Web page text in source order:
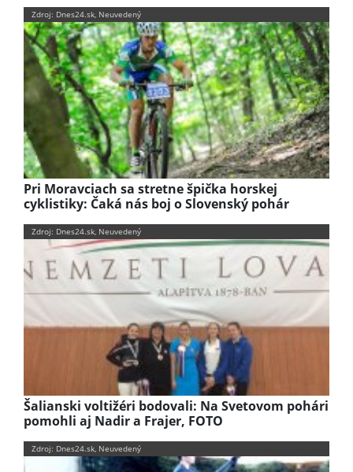
Zdroj: Dnes24.sk, Neuvedený
Pri Moravciach sa stretne špička horskej
cyklistiky: Čaká nás boj o Slovenský pohár
Zdroj: Dnes24.sk, Neuvedený
Šalianski voltižéri bodovali: Na Svetovom pohári
pomohli aj Nadir a Frajer, FOTO
Zdroj: Dnes24.sk, Neuvedený